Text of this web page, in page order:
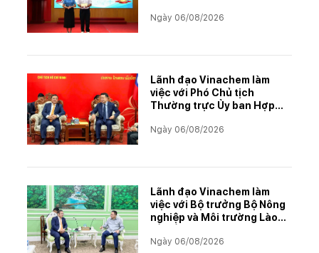
học tập xuất sắc năm học
Ngày 06/08/2026
Lãnh đạo Vinachem làm
việc với Phó Chủ tịch
Thường trực Ủy ban Hợp
đẩy triển khai Dự án Kali
Ngày 06/08/2026
Lãnh đạo Vinachem làm
việc với Bộ trưởng Bộ Nông
nghiệp và Môi trường Lào
Ngày 06/08/2026